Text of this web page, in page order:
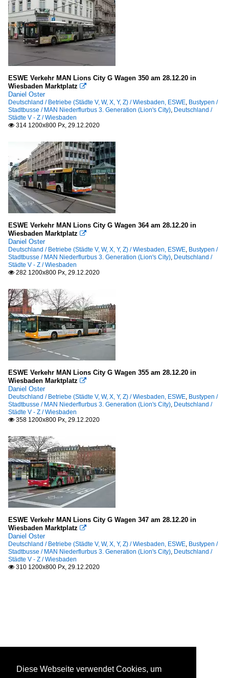
ESWE Verkehr MAN Lions City G Wagen 350 am 28.12.20 in
Wiesbaden Marktplatz 
Daniel Oster
Deutschland / Betriebe (Städte V, W, X, Y, Z) / Wiesbaden, ESWE, Bustypen /
Stadtbusse / MAN Niederflurbus 3. Generation (Lion's City), Deutschland /
Städte V - Z / Wiesbaden
 314 1200x800 Px, 29.12.2020
ESWE Verkehr MAN Lions City G Wagen 364 am 28.12.20 in
Wiesbaden Marktplatz 
Daniel Oster
Deutschland / Betriebe (Städte V, W, X, Y, Z) / Wiesbaden, ESWE, Bustypen /
Stadtbusse / MAN Niederflurbus 3. Generation (Lion's City), Deutschland /
Städte V - Z / Wiesbaden
 282 1200x800 Px, 29.12.2020
ESWE Verkehr MAN Lions City G Wagen 355 am 28.12.20 in
Wiesbaden Marktplatz 
Daniel Oster
Deutschland / Betriebe (Städte V, W, X, Y, Z) / Wiesbaden, ESWE, Bustypen /
Stadtbusse / MAN Niederflurbus 3. Generation (Lion's City), Deutschland /
Städte V - Z / Wiesbaden
 358 1200x800 Px, 29.12.2020
ESWE Verkehr MAN Lions City G Wagen 347 am 28.12.20 in
Wiesbaden Marktplatz 
Daniel Oster
Deutschland / Betriebe (Städte V, W, X, Y, Z) / Wiesbaden, ESWE, Bustypen /
Stadtbusse / MAN Niederflurbus 3. Generation (Lion's City), Deutschland /
Städte V - Z / Wiesbaden
 310 1200x800 Px, 29.12.2020
Diese Webseite verwendet Cookies, um